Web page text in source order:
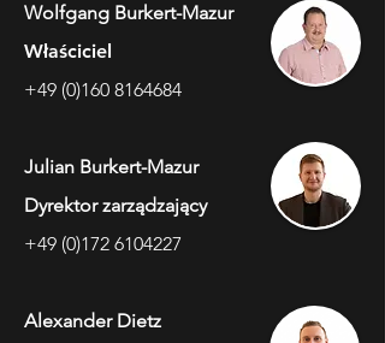
Wolfgang Burkert-Mazur
Właściciel
+49 (0)160 8164684
Julian Burkert-Mazur
Dyrektor zarządzający
+49 (0)172 6104227
Alexander Dietz